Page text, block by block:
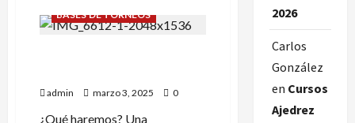
ALBERTO
CRESPO
BASES DE TORNEOS
admin marzo 3, 2025 0
¿Qué haremos? Una
2026
Carlos
González
en Cursos
Ajedrez